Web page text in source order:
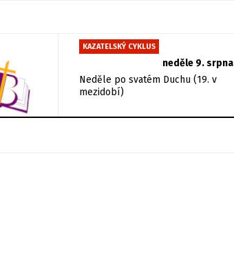
KAZATELSKÝ CYKLUS
neděle 9. srpna
Neděle po svatém Duchu (19. v
mezidobí)